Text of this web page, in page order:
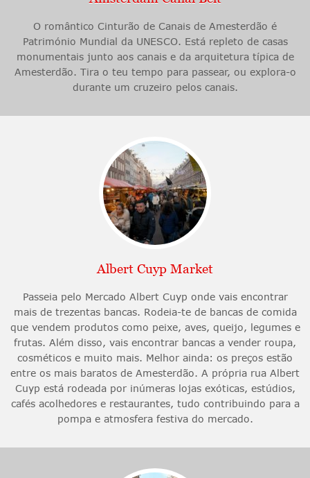
O romântico Cinturão de Canais de Amesterdão é
Património Mundial da UNESCO. Está repleto de casas
monumentais junto aos canais e da arquitetura típica de
Amesterdão. Tira o teu tempo para passear, ou explora-o
durante um cruzeiro pelos canais.
Albert Cuyp Market
Passeia pelo Mercado Albert Cuyp onde vais encontrar
mais de trezentas bancas. Rodeia-te de bancas de comida
que vendem produtos como peixe, aves, queijo, legumes e
frutas. Além disso, vais encontrar bancas a vender roupa,
cosméticos e muito mais. Melhor ainda: os preços estão
entre os mais baratos de Amesterdão. A própria rua Albert
Cuyp está rodeada por inúmeras lojas exóticas, estúdios,
cafés acolhedores e restaurantes, tudo contribuindo para a
pompa e atmosfera festiva do mercado.